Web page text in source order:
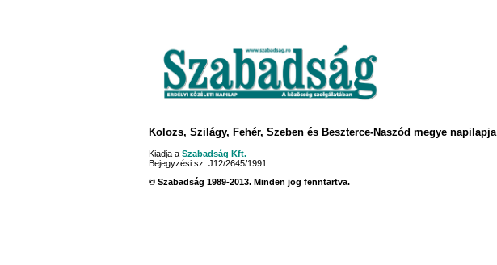
Kolozs, Szilágy, Fehér, Szeben és Beszterce-Naszód megye napilapja
Kiadja a Szabadság Kft.
Bejegyzési sz. J12/2645/1991
© Szabadság 1989-2013. Minden jog fenntartva.